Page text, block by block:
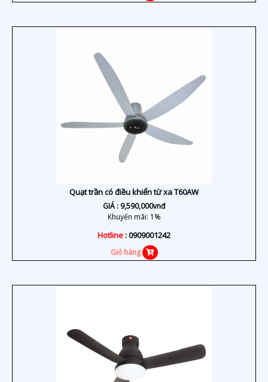
Quạt trần có điều khiển từ xa T60AW
GIÁ : 9,590,000vnđ
Khuyến mãi: 1%
Hotline: 0909001242
Giỏ hàng